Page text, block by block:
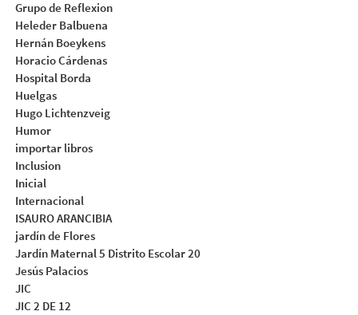
Grupo de Reflexion
Heleder Balbuena
Hernán Boeykens
Horacio Cárdenas
Hospital Borda
Huelgas
Hugo Lichtenzveig
Humor
importar libros
Inclusion
Inicial
Internacional
ISAURO ARANCIBIA
jardín de Flores
Jardín Maternal 5 Distrito Escolar 20
Jesús Palacios
JIC
JIC 2 DE 12